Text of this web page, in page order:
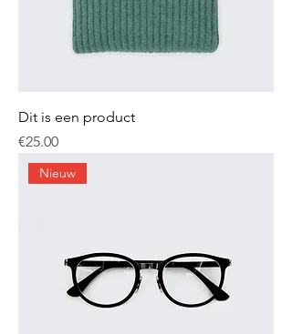
Dit is een product
Price
€25.00
Nieuw